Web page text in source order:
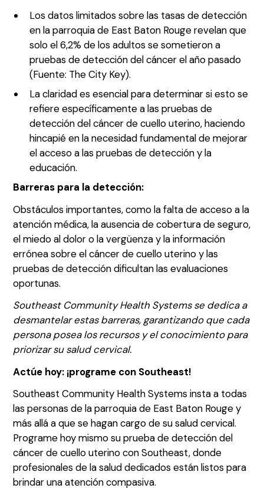
Los datos limitados sobre las tasas de detección
en la parroquia de East Baton Rouge revelan que
solo el 6,2% de los adultos se sometieron a
pruebas de detección del cáncer el año pasado
(Fuente: The City Key).
La claridad es esencial para determinar si esto se
refiere específicamente a las pruebas de
detección del cáncer de cuello uterino, haciendo
hincapié en la necesidad fundamental de mejorar
el acceso a las pruebas de detección y la
educación.
Barreras para la detección:
Obstáculos importantes, como la falta de acceso a la
atención médica, la ausencia de cobertura de seguro,
el miedo al dolor o la vergüenza y la información
errónea sobre el cáncer de cuello uterino y las
pruebas de detección dificultan las evaluaciones
oportunas.
Southeast Community Health Systems se dedica a
desmantelar estas barreras, garantizando que cada
persona posea los recursos y el conocimiento para
priorizar su salud cervical.
Actúe hoy: ¡programe con Southeast!
Southeast Community Health Systems insta a todas
las personas de la parroquia de East Baton Rouge y
más allá a que se hagan cargo de su salud cervical.
Programe hoy mismo su prueba de detección del
cáncer de cuello uterino con Southeast, donde
profesionales de la salud dedicados están listos para
brindar una atención compasiva.